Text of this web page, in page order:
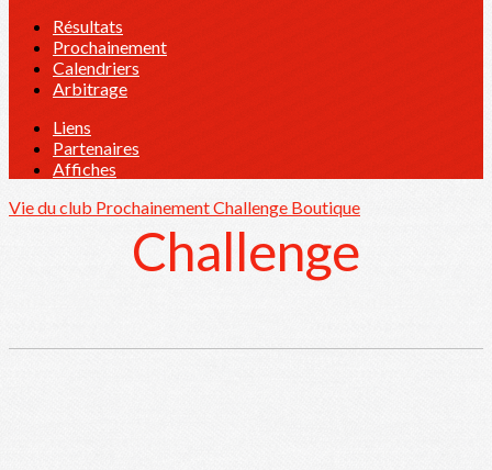
Résultats
Prochainement
Calendriers
Arbitrage
Liens
Partenaires
Affiches
Vie du club ProchainementChallenge Boutique
Challenge